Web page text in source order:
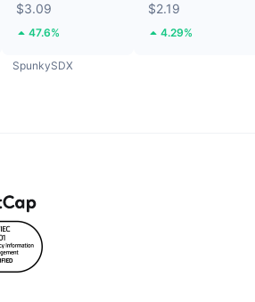
$3.09
47.6%
$2.19
4.29%
SpunkySDX